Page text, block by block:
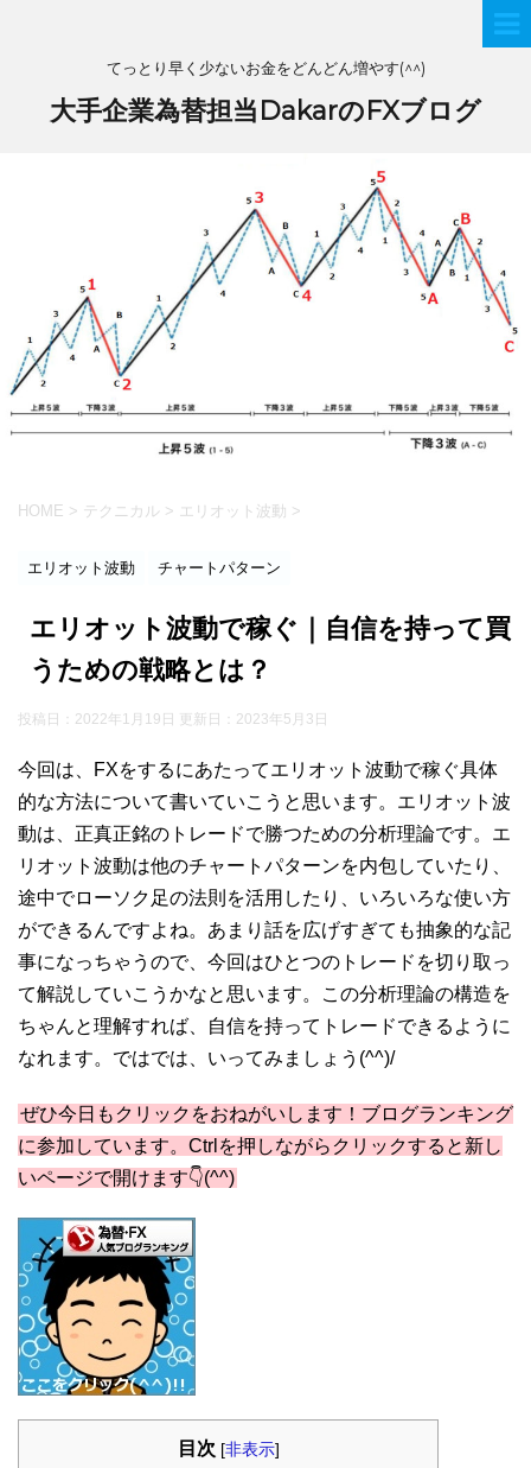
てっとり早く少ないお金をどんどん増やす(^^)
大手企業為替担当DakarのFXブログ
HOME > テクニカル > エリオット波動 >
エリオット波動 チャートパターン
エリオット波動で稼ぐ｜自信を持って買
うための戦略とは？
投稿日：2022年1月19日 更新日： 2023年5月3日
今回は、FXをするにあたってエリオット波動で稼ぐ具体
的な方法について書いていこうと思います。エリオット波
動は、正真正銘のトレードで勝つための分析理論です。エ
リオット波動は他のチャートパターンを内包していたり、
途中でローソク足の法則を活用したり、いろいろな使い方
ができるんですよね。あまり話を広げすぎても抽象的な記
事になっちゃうので、今回はひとつのトレードを切り取っ
て解説していこうかなと思います。この分析理論の構造を
ちゃんと理解すれば、自信を持ってトレードできるように
なれます。ではでは、いってみましょう(^^)/
ぜひ今日もクリックをおねがいします！ブログランキング
に参加しています。Ctrlを押しながらクリックすると新し
いページで開けます👇(^^)
目次 [非表示]